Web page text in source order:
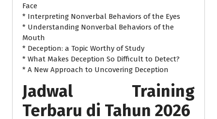
Face
* Interpreting Nonverbal Behaviors of the Eyes
* Understanding Nonverbal Behaviors of the
Mouth
* Deception: a Topic Worthy of Study
* What Makes Deception So Difficult to Detect?
* A New Approach to Uncovering Deception
Jadwal Training
Terbaru di Tahun 2026